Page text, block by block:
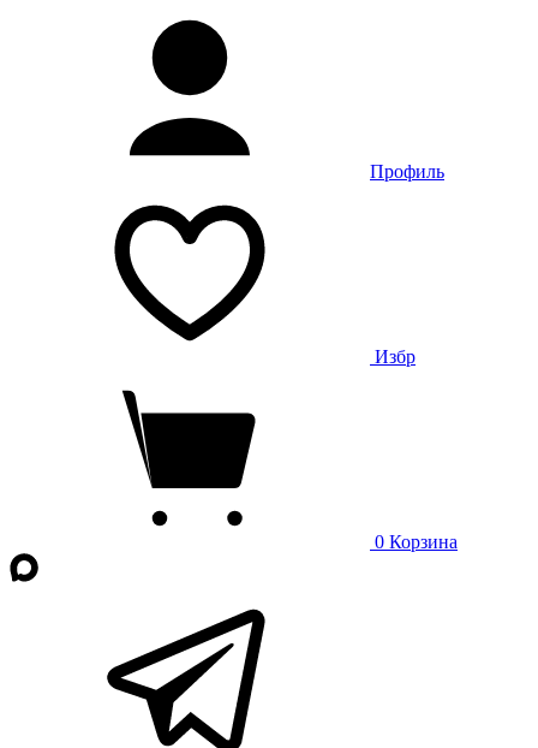
Профиль
Избр
0 Корзина